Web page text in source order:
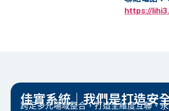
https://
佳實系統｜我們是打造安
跨足多元場域整合，打造全維度互聯、